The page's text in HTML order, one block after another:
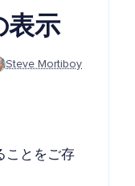
表示
Steve Mortiboy
ことをご存